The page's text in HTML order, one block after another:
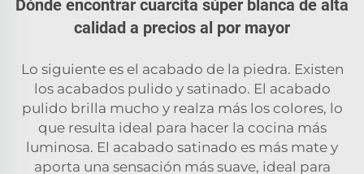
Dónde encontrar cuarcita súper blanca de alta
calidad a precios al por mayor
Lo siguiente es el acabado de la piedra. Existen
los acabados pulido y satinado. El acabado
pulido brilla mucho y realza más los colores, lo
que resulta ideal para hacer la cocina más
luminosa. El acabado satinado es más mate y
aporta una sensación más suave, ideal para